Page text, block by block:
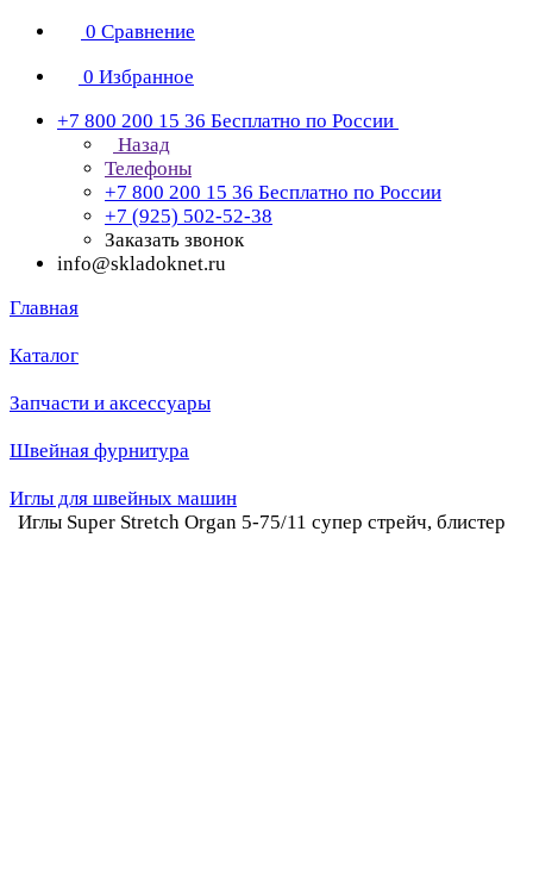
0 Сравнение
0 Избранное
+7 800 200 15 36 Бесплатно по России
Назад
Телефоны
+7 800 200 15 36 Бесплатно по России
+7 (925) 502-52-38
Заказать звонок
info@skladoknet.ru
Главная
Каталог
Запчасти и аксессуары
Швейная фурнитура
Иглы для швейных машин
Иглы Super Stretch Organ 5-75/11 супер стрейч, блистер